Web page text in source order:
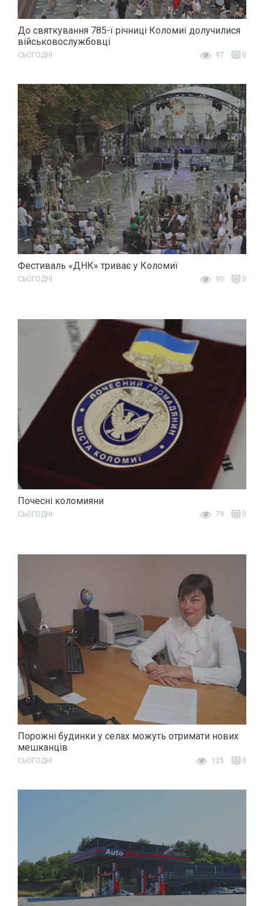
До святкування 785-ї річниці Коломиї долучилися
військовослужбовці
СЬОГОДНІ 97 0
Фестиваль «ДНК» триває у Коломиї
СЬОГОДНІ 90 0
Почесні коломияни
СЬОГОДНІ 79 0
Порожні будинки у селах можуть отримати нових
мешканців
СЬОГОДНІ 125 0